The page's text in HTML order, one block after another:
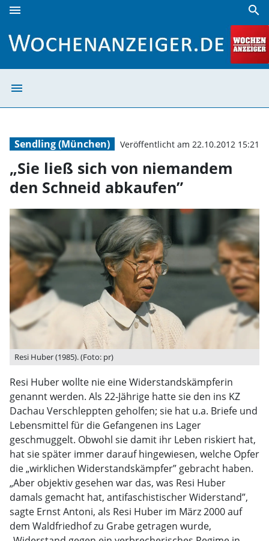
menu search
menu
Sendling (München) Veröffentlicht am 22.10.2012 15:21
„Sie ließ sich von niemandem
den Schneid abkaufen”
Resi Huber (1985). (Foto: pr)
Resi Huber wollte nie eine Widerstandskämpferin
genannt werden. Als 22-Jährige hatte sie den ins KZ
Dachau Verschleppten geholfen; sie hat u.a. Briefe und
Lebensmittel für die Gefangenen ins Lager
geschmuggelt. Obwohl sie damit ihr Leben riskiert hat,
hat sie später immer darauf hingewiesen, welche Opfer
die „wirklichen Widerstandskämpfer” gebracht haben.
„Aber objektiv gesehen war das, was Resi Huber
damals gemacht hat, antifaschistischer Widerstand”,
sagte Ernst Antoni, als Resi Huber im März 2000 auf
dem Waldfriedhof zu Grabe getragen wurde,